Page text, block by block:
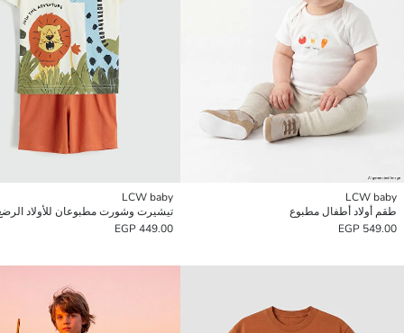
LCW baby
طقم أولاد أطفال مطبوع
549.00 EGP
LCW baby
تيشيرت وشورت مطبوعان للأولاد
449.00 EGP